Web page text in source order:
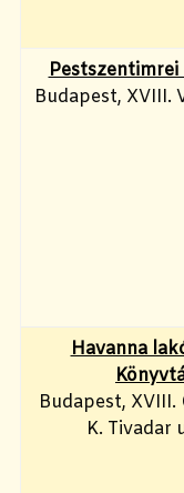
Budapest, XVIII.
Havanna
Budapest,
K. Tivadar